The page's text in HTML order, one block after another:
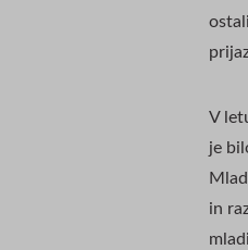
V
je
in